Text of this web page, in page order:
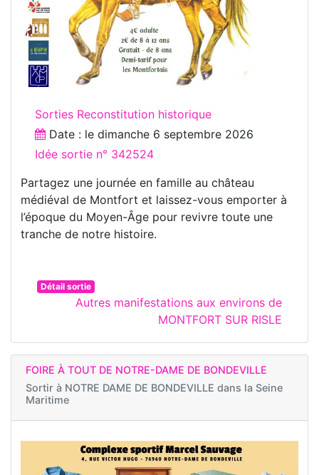
Sorties Reconstitution historique
Date : le dimanche 6 septembre 2026
Idée sortie n° 342524
Partagez une journée en famille au château
médiéval de Montfort et laissez-vous emporter à
l’époque du Moyen-Âge pour revivre toute une
tranche de notre histoire.
Détail sortie
Autres manifestations aux environs de
MONTFORT SUR RISLE
FOIRE À TOUT DE NOTRE-DAME DE BONDEVILLE
Sortir à NOTRE DAME DE BONDEVILLE dans la Seine
Maritime